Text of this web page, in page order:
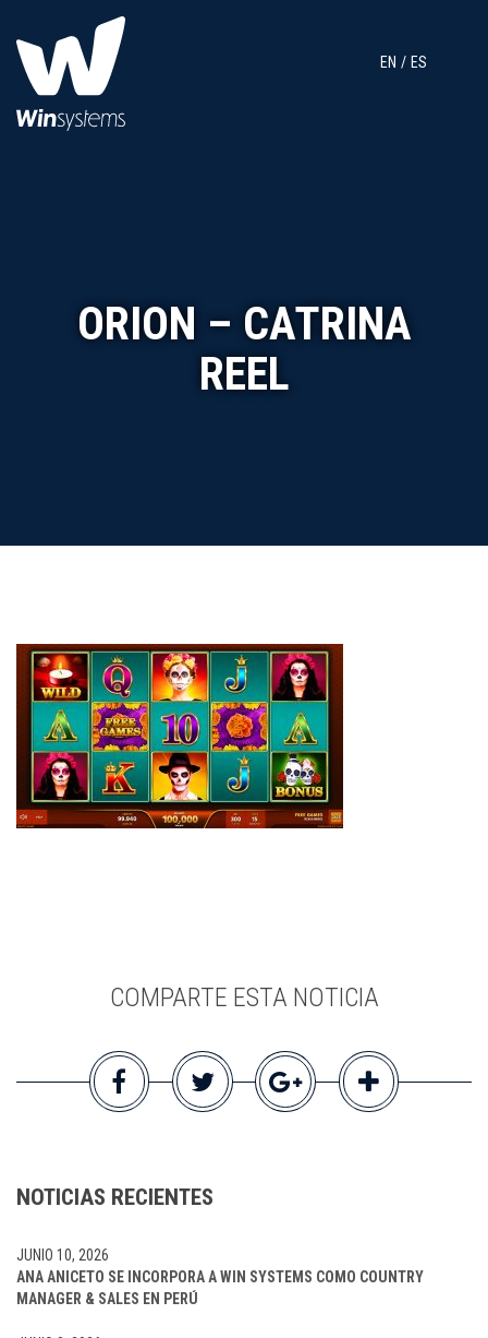
EN ES
ORION – CATRINA
REEL
COMPARTE ESTA NOTICIA
NOTICIAS RECIENTES
ANA ANICETO SE INCORPORA A WIN SYSTEMS COMO COUNTRY
MANAGER & SALES EN PERÚ
JUNIO 10, 2026